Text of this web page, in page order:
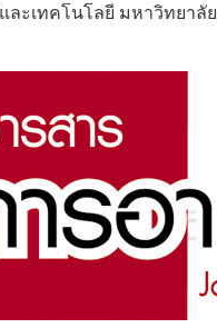
ะเทคโนโลยี มหาวิทย